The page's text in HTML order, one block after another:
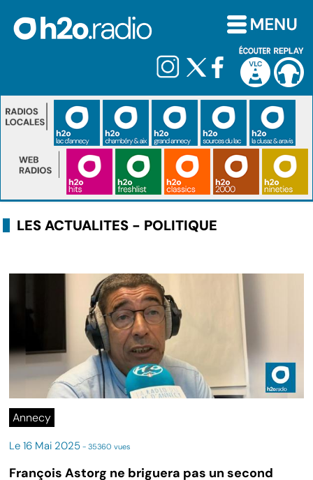
LES ACTUALITES - POLITIQUE
Annecy
Le 16 Mai 2025 - 35360 vues
François Astorg ne briguera pas un second